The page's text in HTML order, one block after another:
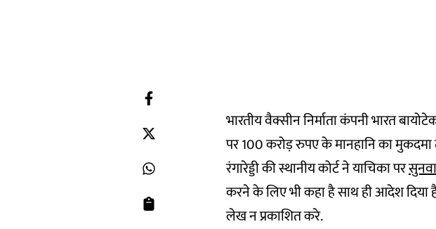
भारतीय वैक्सीन निर्माता कंपनी भारत
पर 100 करोड़ रुपए के मानहानि का मुकदमा
रंगारेड्डी की स्थानीय कोर्ट ने याचिका पर
करने के लिए भी कहा है साथ ही आदेश दिया
लेख न प्रकाशित करे.